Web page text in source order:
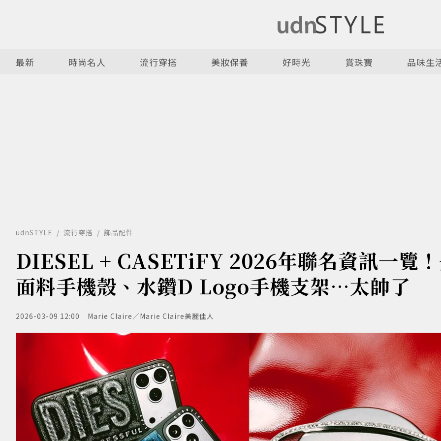
最新 時尚名人 流行穿搭 美妝保養 好時光 賞珠寶 品味生
udnSTYLE 流行穿搭 飾品配件
DIESEL + CASETiFY 2026年聯名資訊一覽
面料手機殼、水鑽D Logo手機支架…太帥了
2026-03-09 12:00 Marie Claire／Marie Claire美麗佳人